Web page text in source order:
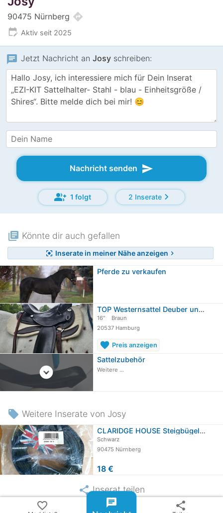
90475 Nürnberg directions
edit_calendar Aktiv seit 2025
chat Jetzt Nachricht an Josy schreiben:
Nachricht senden send
group_add 1 folgt 2 Inseratechevron_right
library_books Könnte dir auch gefallen
center_focus_strong Inserate in meiner Nähe anzeigen chevron_right
Pferde zu verkaufen
TOP Westernsattel Deuber und Partner…
16"
Braun
20537 Hamburg
favorite Preis anzeigen
expand_circle_down
Sattelzubehör
Weitere ...
local_offer Weitere Inserate von Josy
CLARIDGE HOUSE Steigbügelriemen…
Schwarz
90475 Nürnberg
18 €
share Inserat teilen
favorite_border chat share